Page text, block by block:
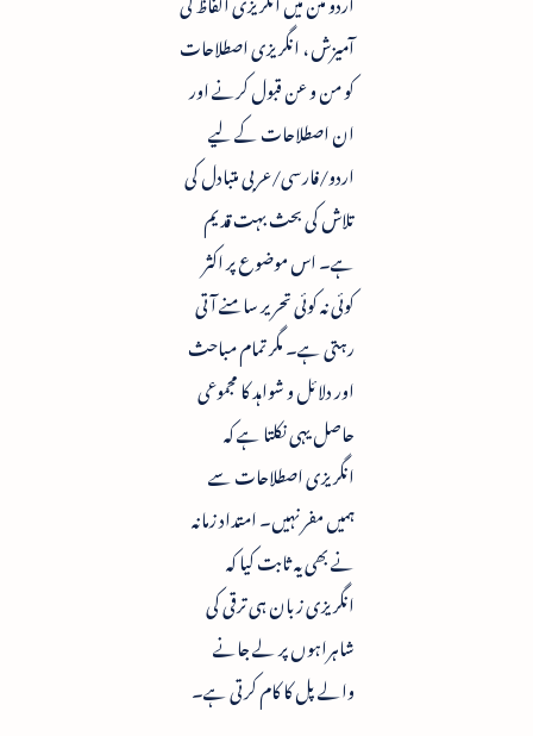
آمیزش ، انگریزی اصطلاحات
کو من و عن قبول کرنے اور
ان اصطلاحات کے لیے
اردو/فارسی/عربی متبادل کی
تلاش کی بحث بہت قدیم
ہے۔ اس موضوع پر اکثر
کوئی نہ کوئی تحریر سامنے آتی
رہتی ہے۔ مگر تمام مباحث
اور دلائل و شواہد کا مجموعی
حاصل یہی نکلتا ہے کہ
انگریزی اصطلاحات سے
ہمیں مفر نہیں۔ امتداد زمانہ
نے بھی یہ ثابت کیا کہ
انگریزی زبان ہی ترقی کی
شاہراہوں پر لے جانے
والے پل کا کام کرتی ہے۔